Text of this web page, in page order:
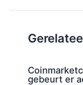
gebeurt er